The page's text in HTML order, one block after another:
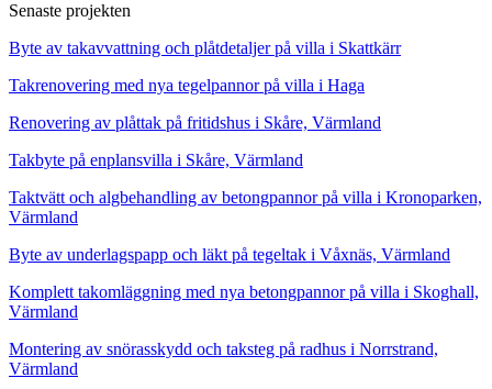
Senaste projekten
Byte av takavvattning och plåtdetaljer på villa i Skattkärr
Takrenovering med nya tegelpannor på villa i Haga
Renovering av plåttak på fritidshus i Skåre, Värmland
Takbyte på enplansvilla i Skåre, Värmland
Taktvätt och algbehandling av betongpannor på villa i Kronoparken,
Värmland
Byte av underlagspapp och läkt på tegeltak i Våxnäs, Värmland
Komplett takomläggning med nya betongpannor på villa i Skoghall,
Värmland
Montering av snörasskydd och taksteg på radhus i Norrstrand,
Värmland